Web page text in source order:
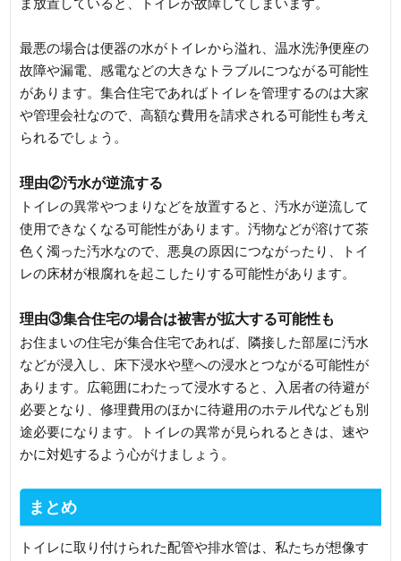
ま放置していると、トイレが故障してしまいます。
最悪の場合は便器の水がトイレから溢れ、温水洗浄便座の
故障や漏電、感電などの大きなトラブルにつながる可能性
があります。集合住宅であればトイレを管理するのは大家
や管理会社なので、高額な費用を請求される可能性も考え
られるでしょう。
理由②汚水が逆流する
トイレの異常やつまりなどを放置すると、汚水が逆流して
使用できなくなる可能性があります。汚物などが溶けて茶
色く濁った汚水なので、悪臭の原因につながったり、トイ
レの床材が根腐れを起こしたりする可能性があります。
理由③集合住宅の場合は被害が拡大する可能性も
お住まいの住宅が集合住宅であれば、隣接した部屋に汚水
などが浸入し、床下浸水や壁への浸水とつながる可能性が
あります。広範囲にわたって浸水すると、入居者の待避が
必要となり、修理費用のほかに待避用のホテル代なども別
途必要になります。トイレの異常が見られるときは、速や
かに対処するよう心がけましょう。
まとめ
トイレに取り付けられた配管や排水管は、私たちが想像す